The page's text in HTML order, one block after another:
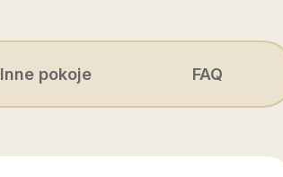
Inne pokoje FAQ